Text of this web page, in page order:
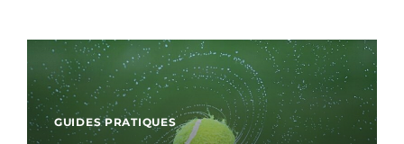
GUIDES PRATIQUES